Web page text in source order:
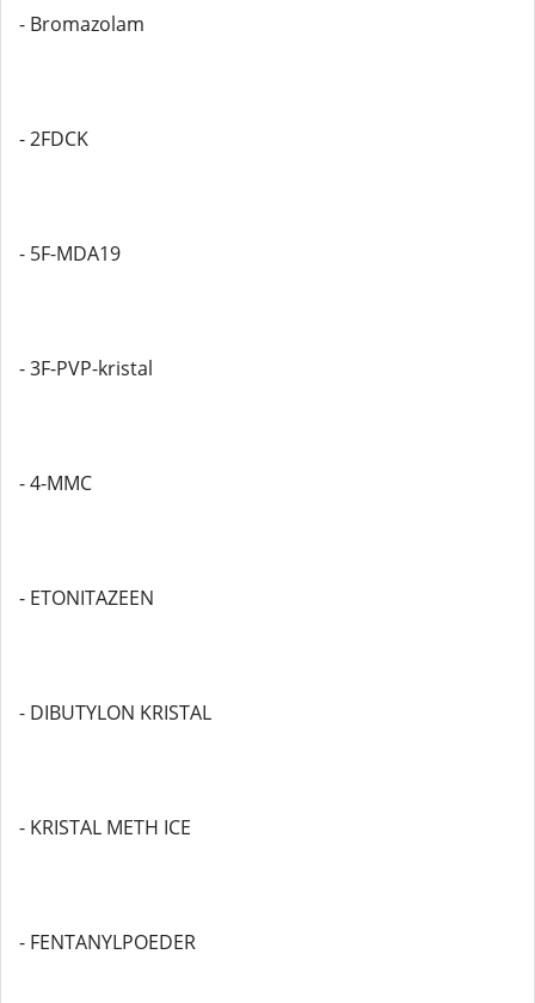
- Bromazolam
- 2FDCK
- 5F-MDA19
- 3F-PVP-kristal
- 4-MMC
- ETONITAZEEN
- DIBUTYLON KRISTAL
- KRISTAL METH ICE
- FENTANYLPOEDER